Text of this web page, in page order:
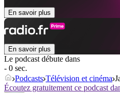
En savoir plus
En savoir plus
Le podcast débute dans
- 0 sec.
Podcasts Télévision et cinéma
Écoutez gratuitement ce podcast